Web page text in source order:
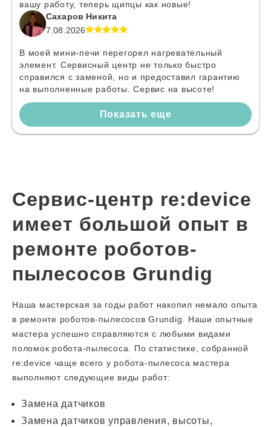
вашу работу, теперь щипцы как новые!
Сахаров Никита
7.08.2026
В моей мини-печи перегорел нагревательный
элемент. Сервисный центр не только быстро
справился с заменой, но и предоставил гарантию
на выполненные работы. Сервис на высоте!
Показать еще
Сервис-центр re:device
имеет большой опыт в
ремонте роботов-
пылесосов Grundig
Наша мастерская за годы работ накопил немало опыта
в ремонте роботов-пылесосов Grundig. Наши опытные
мастера успешно справляются с любыми видами
поломок робота-пылесоса. По статистике, собранной
re:device чаще всего у робота-пылесоса мастера
выполняют следующие виды работ:
Замена датчиков
Замена датчиков управления, высоты,